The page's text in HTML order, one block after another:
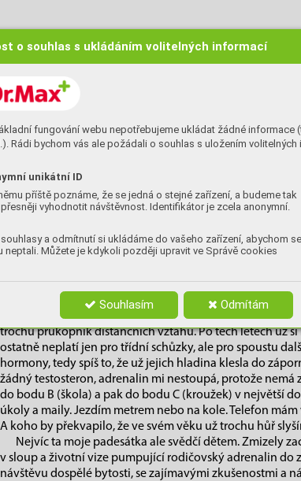
o souhlas s ukládáním volitelných informací
fungování webu nepotřebujeme ukládat žádné informace
Rádi bychom vás ale požádali o souhlas s uložením volitelných
unikátní ID
příště poznáme, že se jedná o stejné zařízení, a budeme tak
vyhodnotit návštěvnost. Identifikátor je zcela anonymní.
a odmítnutí si ukládáme do vašeho zařízení, abychom
neptali. Můžete je kdykoli později upravit ve Správě cookies
Souhlasím Odmítám
N
evím, jak vy, ostatní padesátnice a padesátníci,
pětatřicet. Tedy mentálně. Občas mám chuť
mě z tohoto milosrdného omylu poměrně
sebe, to otřese i odolným jedincem. Většinou jsem
se alespoň vyhýbat se pohledem sama sobě. Podivná
ale kdo ví, kdy se mi zase bude hodit.
Sice se na 35 v hlavě cítím, ale vlastně jsem docela
představit, že se svou netrpělivostí zvládám domácí
asi třikrát a nikdy to nedopadlo dobře. Nejen že jsem jí
obávám, že jsem ji připravila pár témat pro rozhovor s
vypadá, že můj pokus o domácí vzdělávání přežila bez
tím, že to netrvalo rok, ale dohromady asi dvacet minut.
Další trauma, kterého jsem se ráda zbavila, byla
všehovšudy třikrát. K velké úlevě mé a nejspíš i učitelů
trochu průkopník distančních vztahů. Po těch letech už
ostatně neplatí jen pro třídní schůzky, ale pro spoustu
hormony, tedy spíš to, že už jejich hladina klesla do
žádný testosteron, adrenalin mi nestoupá, protože nemá
do bodu B (škola) a pak do bodu C (kroužek) v největší
úkoly a maily. Jezdím metrem nebo na kole. Telefon
A koho by překvapilo, že ve svém věku už trochu hůř
Nejvíc ta moje padesátka ale svědčí dětem. Zmizely
v sloup a životní vize pumpující rodičovský adrenalin do
návštěvu dospělé bytosti, se zajímavými zkušenostmi a